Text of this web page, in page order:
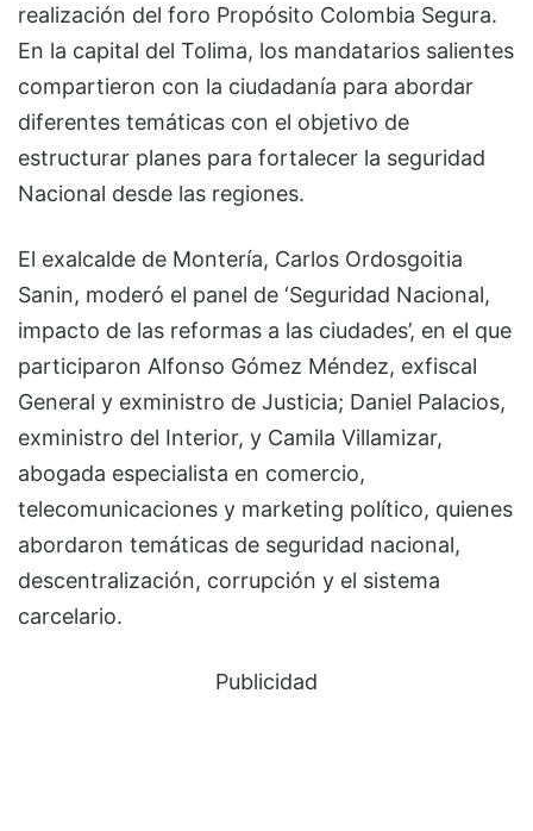
realización del foro Propósito Colombia Segura.
En la capital del Tolima, los mandatarios salientes
compartieron con la ciudadanía para abordar
diferentes temáticas con el objetivo de
estructurar planes para fortalecer la seguridad
Nacional desde las regiones.
El exalcalde de Montería, Carlos Ordosgoitia
Sanin, moderó el panel de ‘Seguridad Nacional,
impacto de las reformas a las ciudades’, en el que
participaron Alfonso Gómez Méndez, exfiscal
General y exministro de Justicia; Daniel Palacios,
exministro del Interior, y Camila Villamizar,
abogada especialista en comercio,
telecomunicaciones y marketing político, quienes
abordaron temáticas de seguridad nacional,
descentralización, corrupción y el sistema
carcelario.
Publicidad